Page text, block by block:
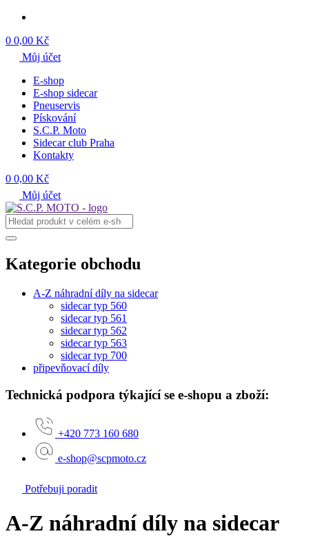
0 0,00 Kč
Můj účet
E-shop
E-shop sidecar
Pneuservis
Pískování
S.C.P. Moto
Sidecar club Praha
Kontakty
0 0,00 Kč
Můj účet
Kategorie obchodu
A-Z náhradní díly na sidecar
sidecar typ 560
sidecar typ 561
sidecar typ 562
sidecar typ 563
sidecar typ 700
připevňovací díly
Technická podpora týkající se e-shopu a zboží:
+420 773 160 680
e-shop@scpmoto.cz
Potřebuji poradit
A-Z náhradní díly na sidecar